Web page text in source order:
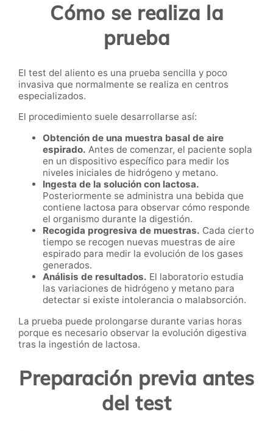
Cómo se realiza la
prueba
El test del aliento es una prueba sencilla y poco
invasiva que normalmente se realiza en centros
especializados.
El procedimiento suele desarrollarse así:
Obtención de una muestra basal de aire
espirado. Antes de comenzar, el paciente sopla
en un dispositivo específico para medir los
niveles iniciales de hidrógeno y metano.
Ingesta de la solución con lactosa.
Posteriormente se administra una bebida que
contiene lactosa para observar cómo responde
el organismo durante la digestión.
Recogida progresiva de muestras. Cada cierto
tiempo se recogen nuevas muestras de aire
espirado para medir la evolución de los gases
generados.
Análisis de resultados. El laboratorio estudia
las variaciones de hidrógeno y metano para
detectar si existe intolerancia o malabsorción.
La prueba puede prolongarse durante varias horas
porque es necesario observar la evolución digestiva
tras la ingestión de lactosa.
Preparación previa antes
del test